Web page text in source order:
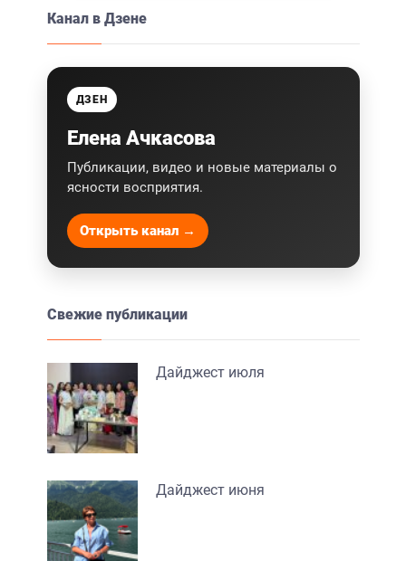
Канал в Дзене
ДЗЕН
Елена Ачкасова
Публикации, видео и новые материалы о
ясности восприятия.
Открыть канал →
Свежие публикации
Дайджест июля
Дайджест июня